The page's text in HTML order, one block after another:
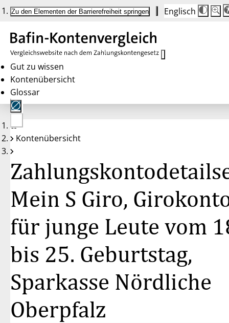
Zu den Elementen der Barrierefreiheit springen Englisch
Die
auf
100%
100%
Gut zu wissen
Kontenübersicht
Glossar
Keine
Konten
Kontenübersicht
Mein S Giro,
für junge Leute vom
bis 25. Geburtstag,
Sparkasse Nördliche
Oberpfalz